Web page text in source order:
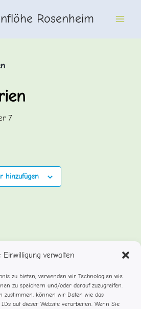
Einwilligung verwalten
zu bieten, verwenden wir Technologien wie
zu speichern und/oder darauf zuzugreifen.
zustimmen, können wir Daten wie das
auf dieser Website verarbeiten. Wenn Sie
Rosenheim
7
hinzufügen